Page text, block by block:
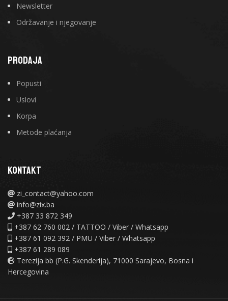
Newsletter
Održavanje i njegovanje
PRODAJA
Popusti
Uslovi
Korpa
Metode plaćanja
KONTAKT
zi_contact@yahoo.com
info@zix.ba
+387 33 872 349
+387 62 760 002 / TATTOO / Viber / Whatsapp
+387 61 092 392 / PMU / Viber / Whatsapp
+387 61 289 089
Terezija bb (P.G. Skenderija), 71000 Sarajevo, Bosna i
Hercegovina